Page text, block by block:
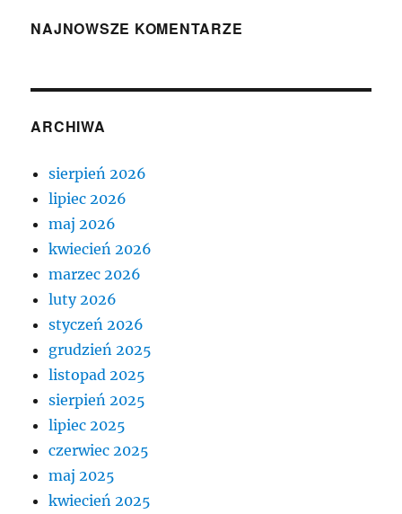
NAJNOWSZE KOMENTARZE
ARCHIWA
sierpień 2026
lipiec 2026
maj 2026
kwiecień 2026
marzec 2026
luty 2026
styczeń 2026
grudzień 2025
listopad 2025
sierpień 2025
lipiec 2025
czerwiec 2025
maj 2025
kwiecień 2025